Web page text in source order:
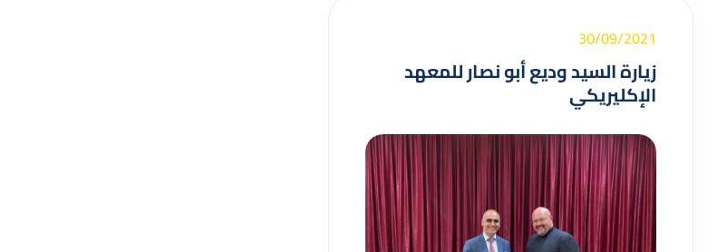
30/09/2021
زيارة السيد وديع أبو نصار للمعهد
الإكليريكي